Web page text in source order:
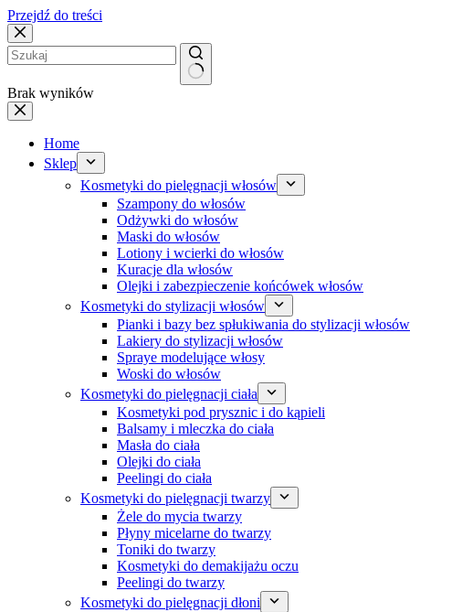
Przejdź do treści
Brak wyników
Home
Sklep
Kosmetyki do pielęgnacji włosów
Szampony do włosów
Odżywki do włosów
Maski do włosów
Lotiony i wcierki do włosów
Kuracje dla włosów
Olejki i zabezpieczenie końcówek włosów
Kosmetyki do stylizacji włosów
Pianki i bazy bez spłukiwania do stylizacji włosów
Lakiery do stylizacji włosów
Spraye modelujące włosy
Woski do włosów
Kosmetyki do pielęgnacji ciała
Kosmetyki pod prysznic i do kąpieli
Balsamy i mleczka do ciała
Masła do ciała
Olejki do ciała
Peelingi do ciała
Kosmetyki do pielęgnacji twarzy
Żele do mycia twarzy
Płyny micelarne do twarzy
Toniki do twarzy
Kosmetyki do demakijażu oczu
Peelingi do twarzy
Kosmetyki do pielęgnacji dłoni